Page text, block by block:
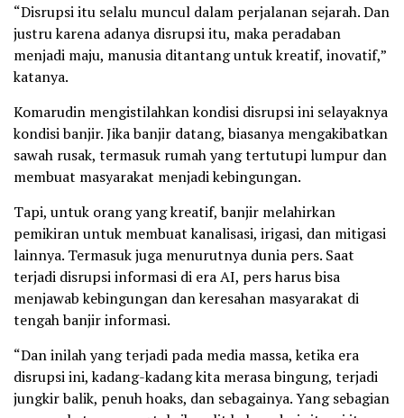
“Disrupsi itu selalu muncul dalam perjalanan sejarah. Dan
justru karena adanya disrupsi itu, maka peradaban
menjadi maju, manusia ditantang untuk kreatif, inovatif,”
katanya.
Komarudin mengistilahkan kondisi disrupsi ini selayaknya
kondisi banjir. Jika banjir datang, biasanya mengakibatkan
sawah rusak, termasuk rumah yang tertutupi lumpur dan
membuat masyarakat menjadi kebingungan.
Tapi, untuk orang yang kreatif, banjir melahirkan
pemikiran untuk membuat kanalisasi, irigasi, dan mitigasi
lainnya. Termasuk juga menurutnya dunia pers. Saat
terjadi disrupsi informasi di era AI, pers harus bisa
menjawab kebingungan dan keresahan masyarakat di
tengah banjir informasi.
“Dan inilah yang terjadi pada media massa, ketika era
disrupsi ini, kadang-kadang kita merasa bingung, terjadi
jungkir balik, penuh hoaks, dan sebagainya. Yang sebagian